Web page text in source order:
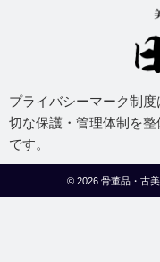
プライバシーマーク制
切な保護・管理体制を
です。
© 2026 骨董品・古